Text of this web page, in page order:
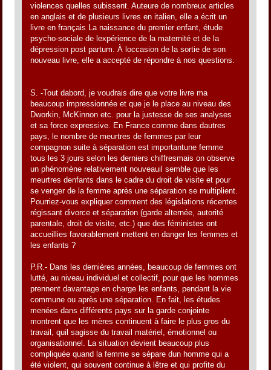
violences quelles subissent. Auteure de nombreux articles
en anglais et de plusieurs livres en italien, elle a écrit un
livre en français La naissance du premier enfant, étude
psycho-sociale de lexpérience de la maternité et de la
dépression post partum. À loccasion de la sortie de son
nouveau livre, elle a accepté de répondre à nos questions.
S. -Tout dabord, je voudrais dire que votre livre ma
beaucoup impressionnée et que je le place au niveau des
Dworkin, McKinnon etc. pour la justesse de ses analyses
et sa force expressive. En France comme dans dautres
pays, le nombre de meurtres de femmes par leur
compagnon suite à séparation est importantune femme
tous les 3 jours selon les derniers chiffresmais on observe
un phénomène relativement nouveauil semble que les
meurtres denfants dans le cadre du droit de visite et pour
se venger de la femme après une séparation se multiplient.
Pourriez-vous expliquer comment des législations récentes
régissant divorce et séparation (garde alternée, autorité
parentale, droit de visite, etc.) que des féministes ont
accueillies favorablement mettent en danger les femmes et
les enfants ?
P.R.- Dans les dernières années, beaucoup de femmes ont
lutté, au niveau individuel et collectif, pour que les hommes
prennent davantage en charge les enfants, pendant la vie
commune ou après une séparation. En fait, les études
menées dans différents pays sur la garde conjointe
montrent que les mères continuent à faire le plus gros du
travail, quil sagisse du travail matériel, émotionnel ou
organisationnel. La situation devient beaucoup plus
compliquée quand la femme se sépare dun homme qui a
été violent, qui souvent continue à lêtre et qui profite du